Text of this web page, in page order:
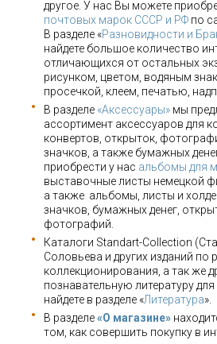
другое. У нас Вы можете
почтовых марок СССР и РФ по
В разделе «Разновидности и
найдете большое количество
отличающихся от остальных
рисунком, цветом, водяным
просечкой, клеем, печатью,
В разделе «Аксессуары» мы
ассортимент аксессуаров для
конвертов, открыток,
значков, а также бумажных
приобрести у нас альбомы для
выставочные листы немецкой
а также альбомы, листы и
значков, бумажных денег,
фотографий.
Каталоги Standart-Collection
Соловьева и других изданий по
коллекционирования, а так же
познавательную литературу
найдете в разделе «Литература».
В разделе«О магазине»
том, как совершить покупку в